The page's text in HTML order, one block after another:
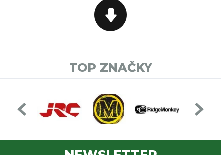
TOP ZNAČKY